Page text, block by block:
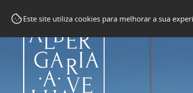
Este site utiliza cookies para melhorar a sua